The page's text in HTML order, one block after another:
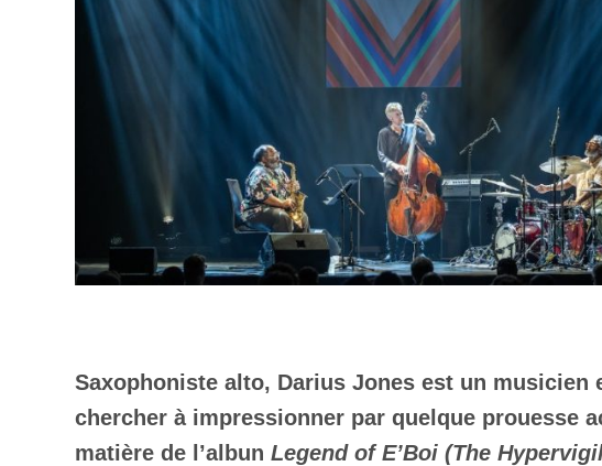
Saxophoniste alto, Darius Jones est un musicien
chercher à impressionner par quelque prouesse
matière de l’albun Legend of E’Boi (The